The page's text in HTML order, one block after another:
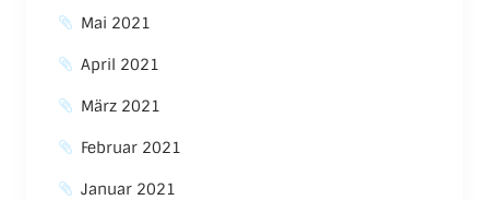
Mai 2021
April 2021
März 2021
Februar 2021
Januar 2021